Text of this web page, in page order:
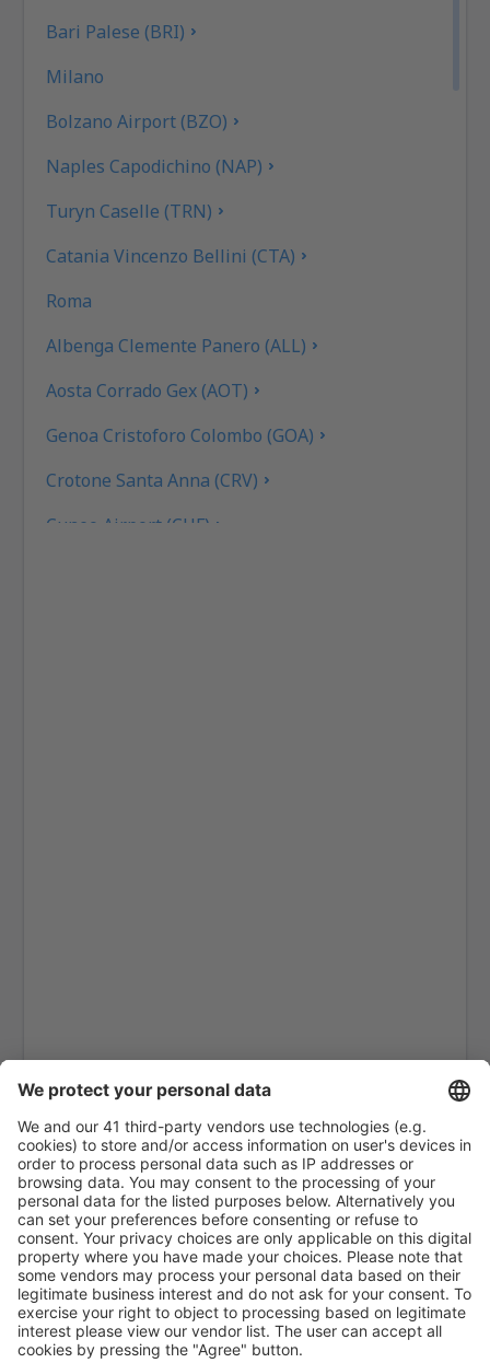
Bari Palese (BRI)
Milano
Bolzano Airport (BZO)
Naples Capodichino (NAP)
Turyn Caselle (TRN)
Catania Vincenzo Bellini (CTA)
Roma
Albenga Clemente Panero (ALL)
Aosta Corrado Gex (AOT)
Genoa Cristoforo Colombo (GOA)
Crotone Santa Anna (CRV)
Cuneo Airport (CUF)
Venice
Elba Marina di Campo (EBA)
Olbia Costa Smeralda (OLB)
Palermo Punta Raisi (PMO)
Pantelleria Airport (PNL)
Brindisi Papola Casale (BDS)
Parma Intl Airport (PMF)